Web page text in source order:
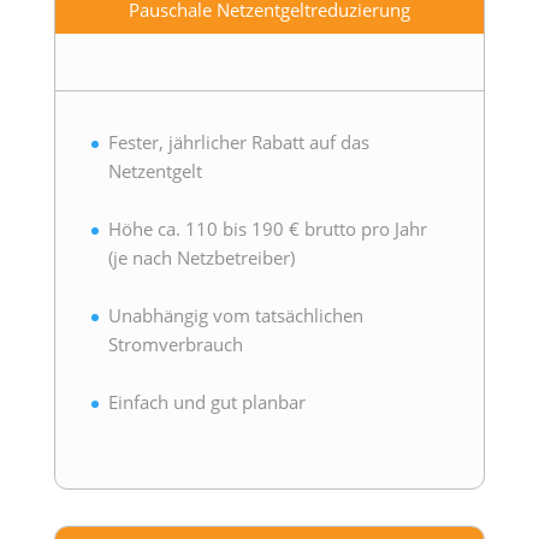
ic
Pauschale Netzentgeltreduzierung
Fester, jährlicher Rabatt auf das
Netzentgelt
Höhe ca. 110 bis 190 € brutto pro Jahr
(je nach Netzbetreiber)
Unabhängig vom tatsächlichen
Stromverbrauch
Einfach und gut planbar